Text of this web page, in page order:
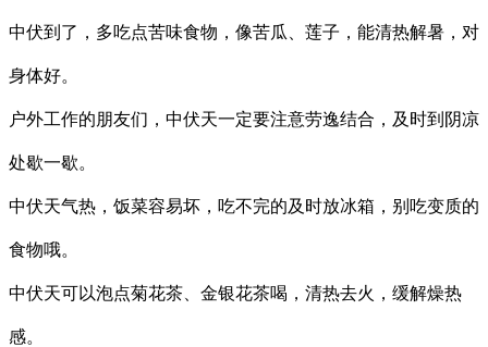
中伏到了，多吃点苦味食物，像苦瓜、莲子，能清热解暑，对
身体好。
户外工作的朋友们，中伏天一定要注意劳逸结合，及时到阴凉
处歇一歇。
中伏天气热，饭菜容易坏，吃不完的及时放冰箱，别吃变质的
食物哦。
中伏天可以泡点菊花茶、金银花茶喝，清热去火，缓解燥热
感。